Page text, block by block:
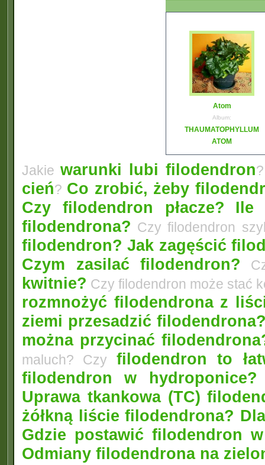
Atom
Album:
THAUMATOPHYLLUM
ATOM
Jakie warunki lubi filodendron
cień? Co zrobić, żeby
Czy filodendron płacze?
Ile
filodendrona? Czy filodendron
filodendron? Jak zagęścić
Czym zasilać filodendron?
kwitnie? Czy filodendron może stać
rozmnożyć filodendrona z
ziemi przesadzić
można przycinać
maluch? Czy filodendron to
filodendron w hydroponice?
Uprawa tkankowa (TC)
żółkną liście filodendrona?
Gdzie postawić filodendron
Odmiany filodendrona na